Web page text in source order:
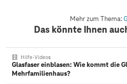
Mehr zum Thema:
Das könnte Ihnen
Hilfe-Videos
Glasfaser einblasen: Wie kommt die
Mehrfamilienhaus?